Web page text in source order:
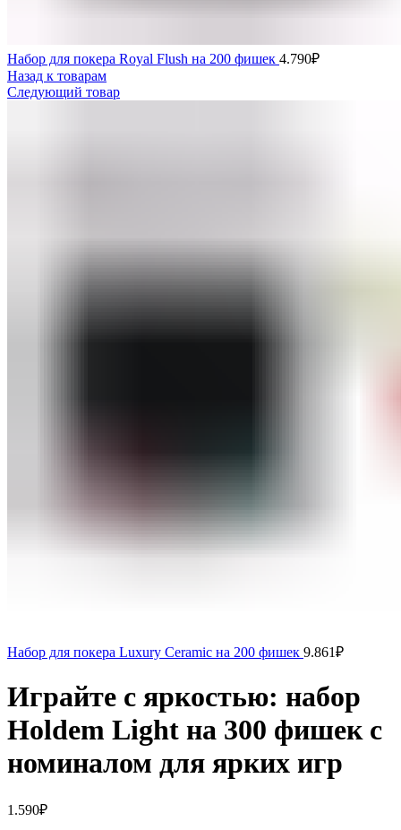
Набор для покера Royal Flush на 200 фишек 4.790₽
Назад к товарам
Следующий товар
Набор для покера Luxury Ceramic на 200 фишек 9.861₽
Играйте с яркостью: набор
Holdem Light на 300 фишек с
номиналом для ярких игр
1.590₽